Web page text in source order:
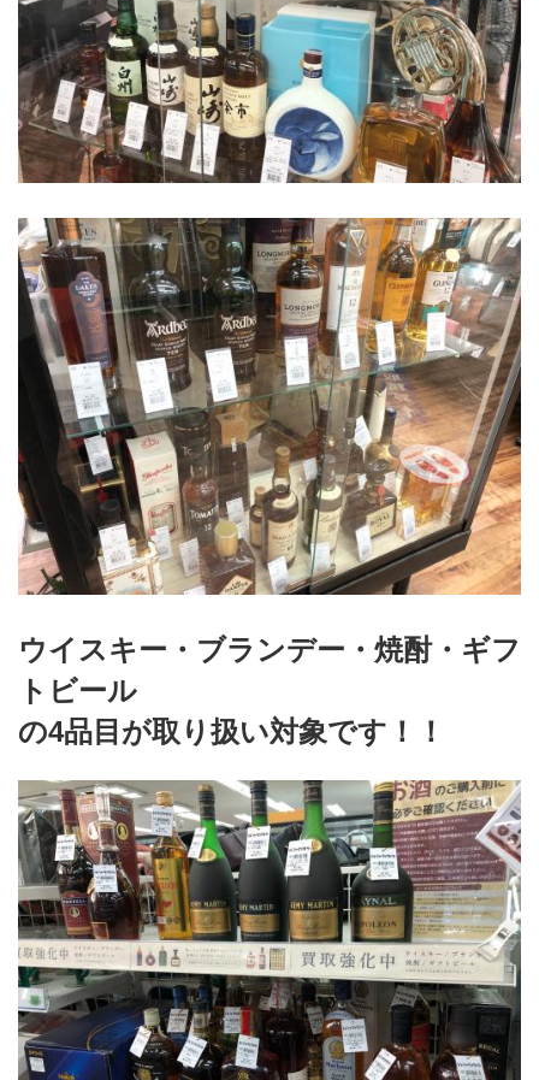
ウイスキー・ブランデー・焼酎・ギフ
トビール
の4品目が取り扱い対象です！！